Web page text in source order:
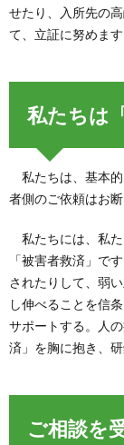
せたり、入所先の
て、立証に努めます
私たちは
私たちは、基本
者側のご依頼はお断
私たちには、私た
「被害者救済」で
されたりして、弱
し伸べることを信
サポートする。人
済」を胸に抱き、
ご相談を